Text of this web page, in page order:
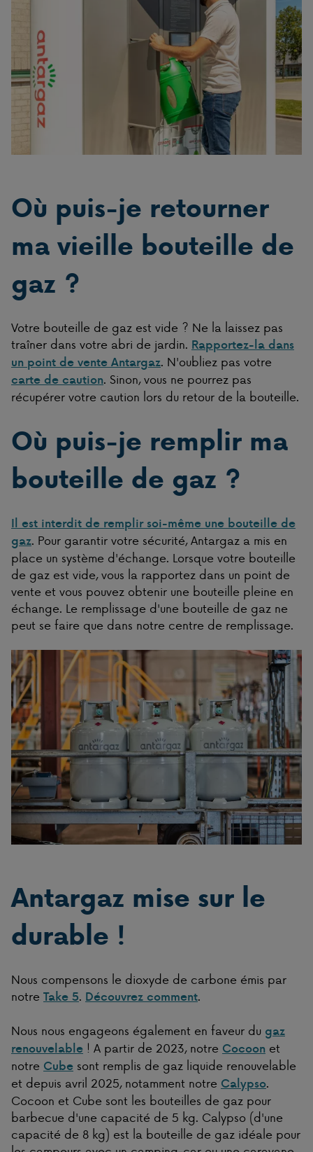
Où puis-je retourner
ma vieille bouteille de
gaz ?
Votre bouteille de gaz est vide ? Ne la laissez pas
traîner dans votre abri de jardin. Rapportez-la dans
un point de vente Antargaz. N'oubliez pas votre
carte de caution. Sinon, vous ne pourrez pas
récupérer votre caution lors du retour de la bouteille.
Où puis-je remplir ma
bouteille de gaz ?
Il est interdit de remplir soi-même une bouteille de
gaz. Pour garantir votre sécurité, Antargaz a mis en
place un système d'échange. Lorsque votre bouteille
de gaz est vide, vous la rapportez dans un point de
vente et vous pouvez obtenir une bouteille pleine en
échange. Le remplissage d'une bouteille de gaz ne
peut se faire que dans notre centre de remplissage.
Antargaz mise sur le
durable !
Nous compensons le dioxyde de carbone émis par
notre Take 5. Découvrez comment.
Nous nous engageons également en faveur du gaz
renouvelable ! A partir de 2023, notre Cocoon et
notre Cube sont remplis de gaz liquide renouvelable
et depuis avril 2025, notamment notre Calypso.
Cocoon et Cube sont les bouteilles de gaz pour
barbecue d'une capacité de 5 kg. Calypso (d'une
capacité de 8 kg) est la bouteille de gaz idéale pour